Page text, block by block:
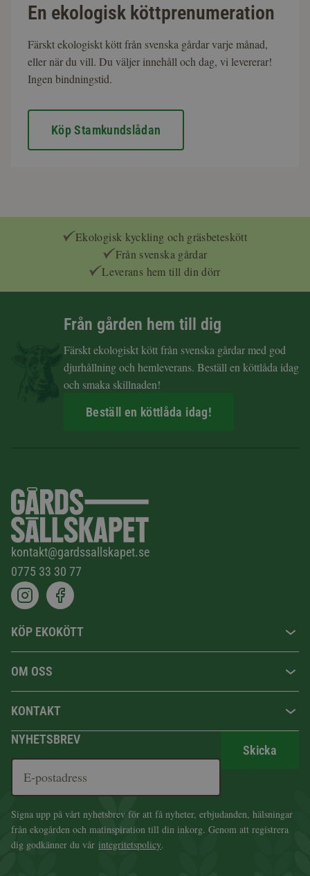
En ekologisk köttprenumeration
Färskt ekologiskt kött från svenska gårdar varje månad,
eller när du vill. Du väljer innehåll och dag, vi levererar!
Ingen bindningstid.
Köp Stamkundslådan
Ekologisk kyckling och gräsbeteskött
Från svenska gårdar
Leverans hem till din dörr
Från gården hem till dig
Färskt ekologiskt kött från svenska gårdar med god
djurhållning och hemleverans. Beställ en köttlåda idag
och smaka skillnaden!
Beställ en köttlåda idag!
kontakt@gardssallskapet.se
0775 33 30 77
KÖP EKOKÖTT
OM OSS
KONTAKT
NYHETSBREV
Skicka
Signa upp på vårt nyhetsbrev för att få nyheter, erbjudanden, hälsningar
från ekogården och matinspiration till din inkorg. Genom att registrera
dig godkänner du vår integritetspolicy.